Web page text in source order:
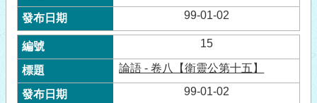
99-01-02
15
論語 - 卷八【衛靈公第十五】
99-01-02